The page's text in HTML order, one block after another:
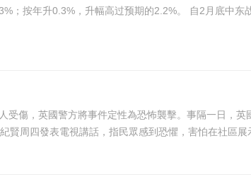
2月底中东战争以来，英国抵押贷款利率上升，消费者信心已跌
傷，英國警方將事件定性為恐怖襲擊。事隔一日，
高」上調至「嚴重」級別，屬第2最高級別。 英國首相施紀賢周四發表電視講話，指民眾感到恐懼，